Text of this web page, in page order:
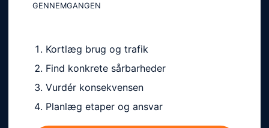
GENNEMGANGEN
Kortlæg brug og trafik
Find konkrete sårbarheder
Vurdér konsekvensen
Planlæg etaper og ansvar